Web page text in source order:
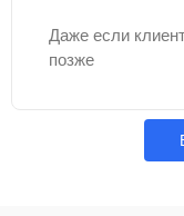
Даже если
позже